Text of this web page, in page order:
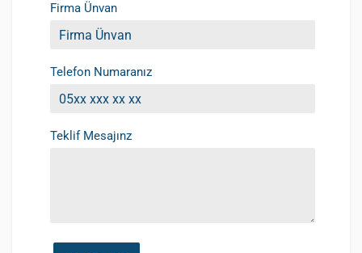
Firma Ünvan
Telefon Numaranız
Teklif Mesajınz